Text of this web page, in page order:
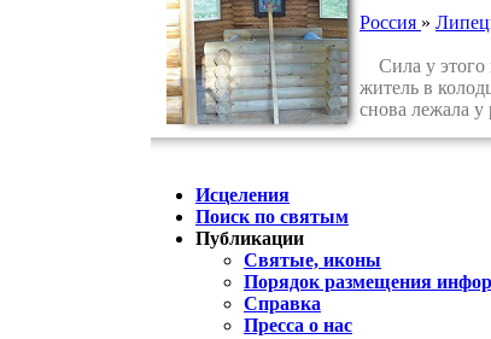
Россия »
Сила у этого
житель в
снова лежала у
Исцеления
Поиск по святым
Публикации
Святые, иконы
Порядок размещения
Справка
Пресса о нас